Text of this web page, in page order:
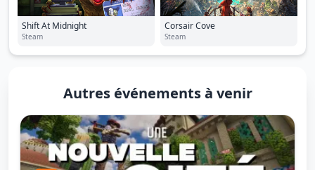
Shift At Midnight
Steam
Corsair Cove
Steam
Autres événements à venir